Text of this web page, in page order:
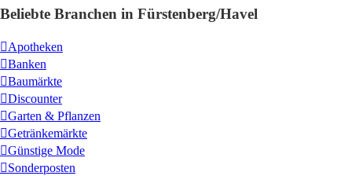
Beliebte Branchen in Fürstenberg/Havel
Apotheken
Banken
Baumärkte
Discounter
Garten & Pflanzen
Getränkemärkte
Günstige Mode
Sonderposten